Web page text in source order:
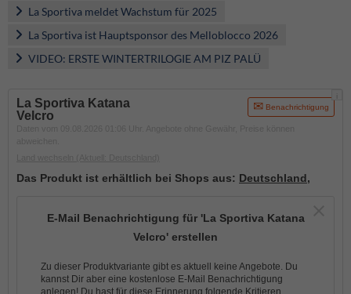
La Sportiva meldet Wachstum für 2025
La Sportiva ist Hauptsponsor des Melloblocco 2026
VIDEO: ERSTE WINTERTRILOGIE AM PIZ PALÜ
La Sportiva Katana
Velcro
Benachrichtigung
Das Produkt ist erhältlich bei Shops aus: Deutschland,
E-Mail Benachrichtigung für 'La Sportiva Katana
Velcro' erstellen
Zu dieser Produktvariante gibt es aktuell keine Angebote. Du
kannst Dir aber eine kostenlose E-Mail Benachrichtigung